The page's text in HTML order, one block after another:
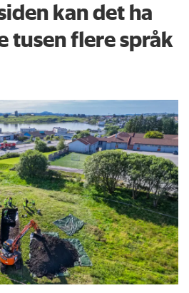
kan det ha
tusen flere språk